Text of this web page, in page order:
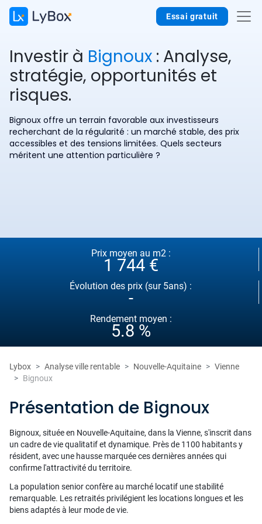
Essai gratuit
Investir à Bignoux : Analyse,
stratégie, opportunités et
risques.
Bignoux offre un terrain favorable aux investisseurs
recherchant de la régularité : un marché stable, des prix
accessibles et des tensions limitées. Quels secteurs
méritent une attention particulière ?
Prix moyen au m2 :
1 744 €
Évolution des prix (sur 5ans) :
-
Rendement moyen :
5.8 %
Lybox Analyse ville rentable Nouvelle-Aquitaine
Vienne
Bignoux
Présentation de Bignoux
Bignoux, située en Nouvelle-Aquitaine, dans la Vienne, s'inscrit dans
un cadre de vie qualitatif et dynamique. Près de 1100 habitants y
résident, avec une hausse marquée ces dernières années qui
confirme l'attractivité du territoire.
La population senior confère au marché locatif une stabilité
remarquable. Les retraités privilégient les locations longues et les
biens adaptés à leur mode de vie.